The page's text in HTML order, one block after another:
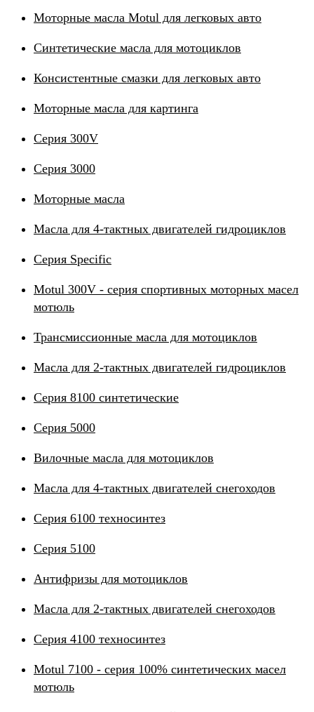
Моторные масла Motul для легковых авто
Синтетические масла для мотоциклов
Консистентные смазки для легковых авто
Моторные масла для картинга
Серия 300V
Серия 3000
Моторные масла
Масла для 4-тактных двигателей гидроциклов
Серия Specific
Motul 300V - серия спортивных моторных масел
мотюль
Трансмиссионные масла для мотоциклов
Масла для 2-тактных двигателей гидроциклов
Серия 8100 синтетические
Серия 5000
Вилочные масла для мотоциклов
Масла для 4-тактных двигателей снегоходов
Серия 6100 техносинтез
Серия 5100
Антифризы для мотоциклов
Масла для 2-тактных двигателей снегоходов
Серия 4100 техносинтез
Motul 7100 - серия 100% синтетических масел
мотюль